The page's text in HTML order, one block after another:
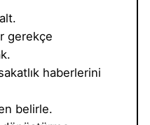
gerekçe
haberlerini
belirle.